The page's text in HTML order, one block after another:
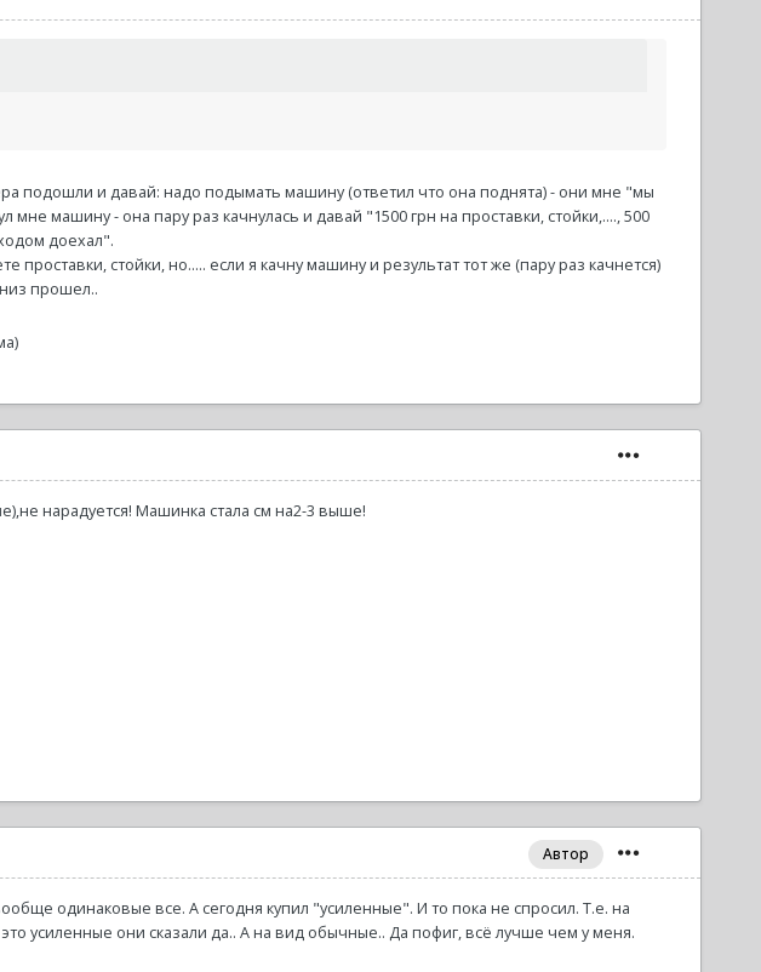
подошли и давай: надо подымать машину (ответил что она поднята) - они мне "мы
машину - она пару раз качнулась и давай "1500 грн на проставки, стойки,...., 500
доехал".
стойки, но..... если я качну машину и результат тот же (пару раз качнется)
прошел..
нарадуется! Машинка стала см на2-3 выше!
Автор
одинаковые все. А сегодня купил "усиленные". И то пока не спросил. Т.е. на
усиленные они сказали да.. А на вид обычные.. Да пофиг, всё лучше чем у меня.